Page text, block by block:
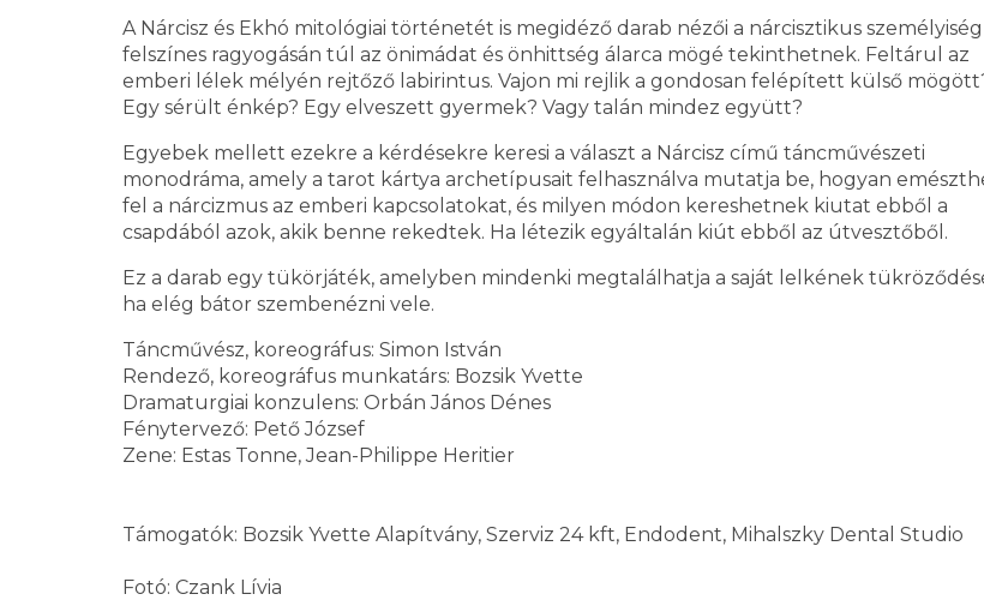
A Nárcisz és Ekhó mitológiai történetét is megidéző darab nézői a nárcisztikus személyiség
felszínes ragyogásán túl az önimádat és önhittség álarca mögé tekinthetnek. Feltárul az
emberi lélek mélyén rejtőző labirintus. Vajon mi rejlik a gondosan felépített külső
Egy sérült énkép? Egy elveszett gyermek? Vagy talán mindez együtt?
Egyebek mellett ezekre a kérdésekre keresi a választ a Nárcisz című táncművészeti
monodráma, amely a tarot kártya archetípusait felhasználva mutatja be, hogyan
fel a nárcizmus az emberi kapcsolatokat, és milyen módon kereshetnek kiutat ebből a
csapdából azok, akik benne rekedtek. Ha létezik egyáltalán kiút ebből az útvesztőből.
Ez a darab egy tükörjáték, amelyben mindenki megtalálhatja a saját lelkének
ha elég bátor szembenézni vele.
Táncművész, koreográfus: Simon István
Rendező, koreográfus munkatárs: Bozsik Yvette
Dramaturgiai konzulens: Orbán János Dénes
Fénytervező: Pető József
Zene: Estas Tonne, Jean-Philippe Heritier
Támogatók: Bozsik Yvette Alapítvány, Szerviz 24 kft, Endodent, Mihalszky Dental Studio
Fotó: Czank Lívia